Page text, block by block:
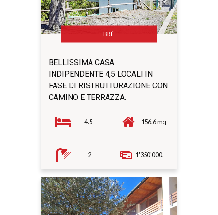
BRÉ
BELLISSIMA CASA
INDIPENDENTE 4,5 LOCALI IN
FASE DI RISTRUTTURAZIONE CON
CAMINO E TERRAZZA.
1'350'000.--
4.5 156.6 mq
2